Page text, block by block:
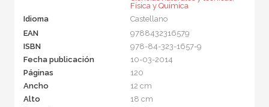
Física y Química
Idioma
Castellano
EAN
9788432316579
ISBN
978-84-323-1657-9
Fecha publicación
10-03-2014
Páginas
120
Ancho
12 cm
Alto
18 cm